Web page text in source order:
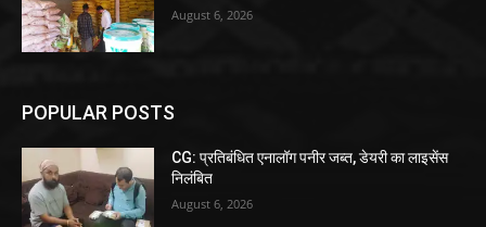
August 6, 2026
POPULAR POSTS
CG: प्रतिबंधित एनालॉग पनीर जब्त, डेयरी का लाइसेंस
निलंबित
August 6, 2026